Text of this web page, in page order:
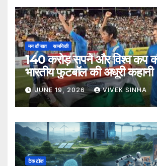
मन की बात सामयिकी
140 करोड़ सपने और विश्व कप
भारतीय फुटबॉल की अधूरी कहानी
JUNE 19, 2026 VIVEK SINHA
टेक टॉक